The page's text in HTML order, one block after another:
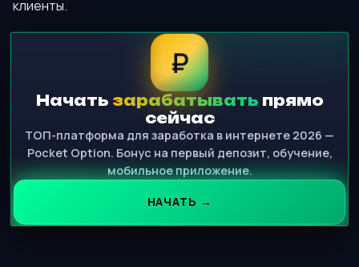
клиенты.
₽
Начать зарабатывать прямо
сейчас
ТОП-платформа для заработка в интернете 2026 —
Pocket Option. Бонус на первый депозит, обучение,
мобильное приложение.
НАЧАТЬ →